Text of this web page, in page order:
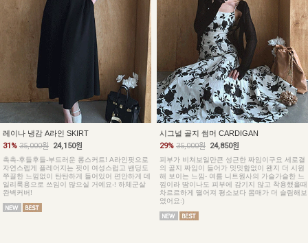
레이나 냉감 A라인 SKIRT
31% 35,000원 24,150원
촉촉-후들후들-부드러운 롱스커트! A라인핏으로
자연스렙게 플레어지는 핏이 여성스럽고 밴딩도
쭈끌한 느낌없이 탄탄하게 들어있어 편안하게 데
일리룩용으로 쓰임이 많으실 거예요-! 하체군살
완벽커버!
시그널 골지 썸머 CARDIGAN
29% 35,000원 24,850원
피부가 비쳐보일만큰 성근한 짜임이구요 세로결
의 골지 짜임이 들어가 밋밋함없이 왠지 더 시원
해 보이는 느낌- 여름 니트원사의 가슬가슬한 느
낌이라 땀이나도 피부에 감기지 않고 착용했을때
차르르하게 떨어져 평소보다 몸매가 더 슬림해보
였어요:)